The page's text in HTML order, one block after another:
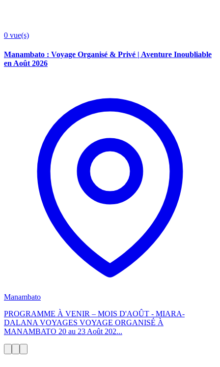
0 vue(s)
Manambato : Voyage Organisé & Privé | Aventure Inoubliable
en Août 2026
Manambato
PROGRAMME À VENIR – MOIS D'AOÛT - MIARA-
DALANA VOYAGES VOYAGE ORGANISÉ À
MANAMBATO 20 au 23 Août 202...